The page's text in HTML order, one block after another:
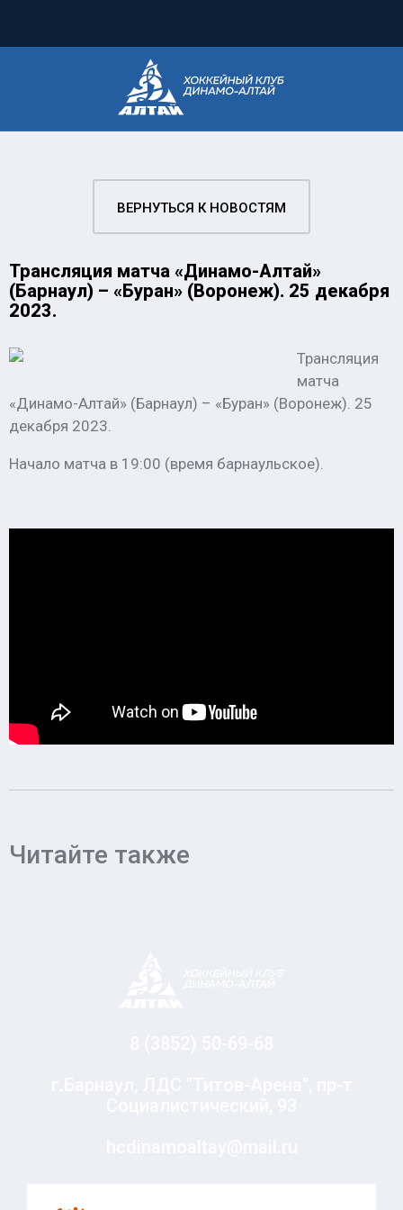
ВЕРНУТЬСЯ К НОВОСТЯМ
Трансляция матча «Динамо-Алтай»
(Барнаул) – «Буран» (Воронеж). 25 декабря
2023.
Трансляция
матча
«Динамо-Алтай» (Барнаул) – «Буран» (Воронеж). 25
декабря 2023.
Начало матча в 19:00 (время барнаульское).
Читайте также